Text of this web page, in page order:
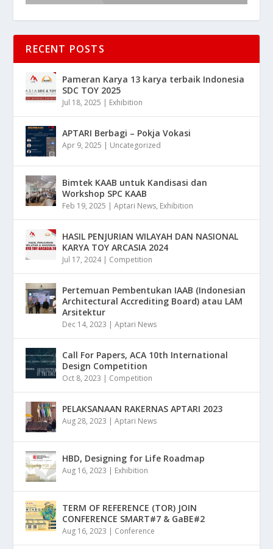
RECENT POSTS
Pameran Karya 13 karya terbaik Indonesia
SDC TOY 2025
Jul 18, 2025 | Exhibition
APTARI Berbagi – Pokja Vokasi
Apr 9, 2025 | Uncategorized
Bimtek KAAB untuk Kandisasi dan
Workshop SPC KAAB
Feb 19, 2025 |Aptari News, Exhibition
HASIL PENJURIAN WILAYAH DAN NASIONAL
KARYA TOY ARCASIA 2024
Jul 17, 2024| Competition
Pertemuan Pembentukan IAAB (Indonesian
Architectural Accrediting Board) atau LAM
Arsitektur
Dec 14, 2023 |Aptari News
Call For Papers, ACA 10th International
Design Competition
Oct 8, 2023 | Competition
PELAKSANAAN RAKERNAS APTARI 2023
Aug 28, 2023 |Aptari News
HBD, Designing for Life Roadmap
Aug 16, 2023 | Exhibition
TERM OF REFERENCE (TOR) JOIN
CONFERENCE SMART#7 & GaBE#2
Aug 16, 2023 | Conference